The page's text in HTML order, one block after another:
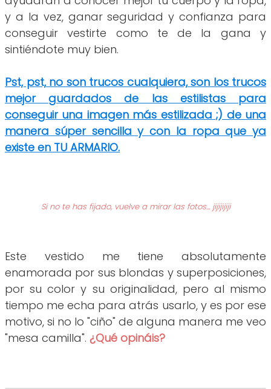
y a la vez, ganar seguridad y confianza para
conseguir vestirte como te de la gana y
sintiéndote muy bien.
Pst, pst, no son trucos cualquiera, son los trucos
mejor guardados de las estilistas para
conseguir una imagen más estilizada ;) de una
manera súper sencilla y con la ropa que ya
existe en TU ARMARIO.
Si no te has fijado, vuelve a mirar las fotos... jijijijiji
Este vestido me tiene absolutamente
enamorada por sus blondas y superposiciones,
por su color y su originalidad, pero al mismo
tiempo me echa para atrás usarlo, y es por ese
motivo, si no lo "ciño" de alguna manera me veo
"mesa camilla". ¿Qué opináis?